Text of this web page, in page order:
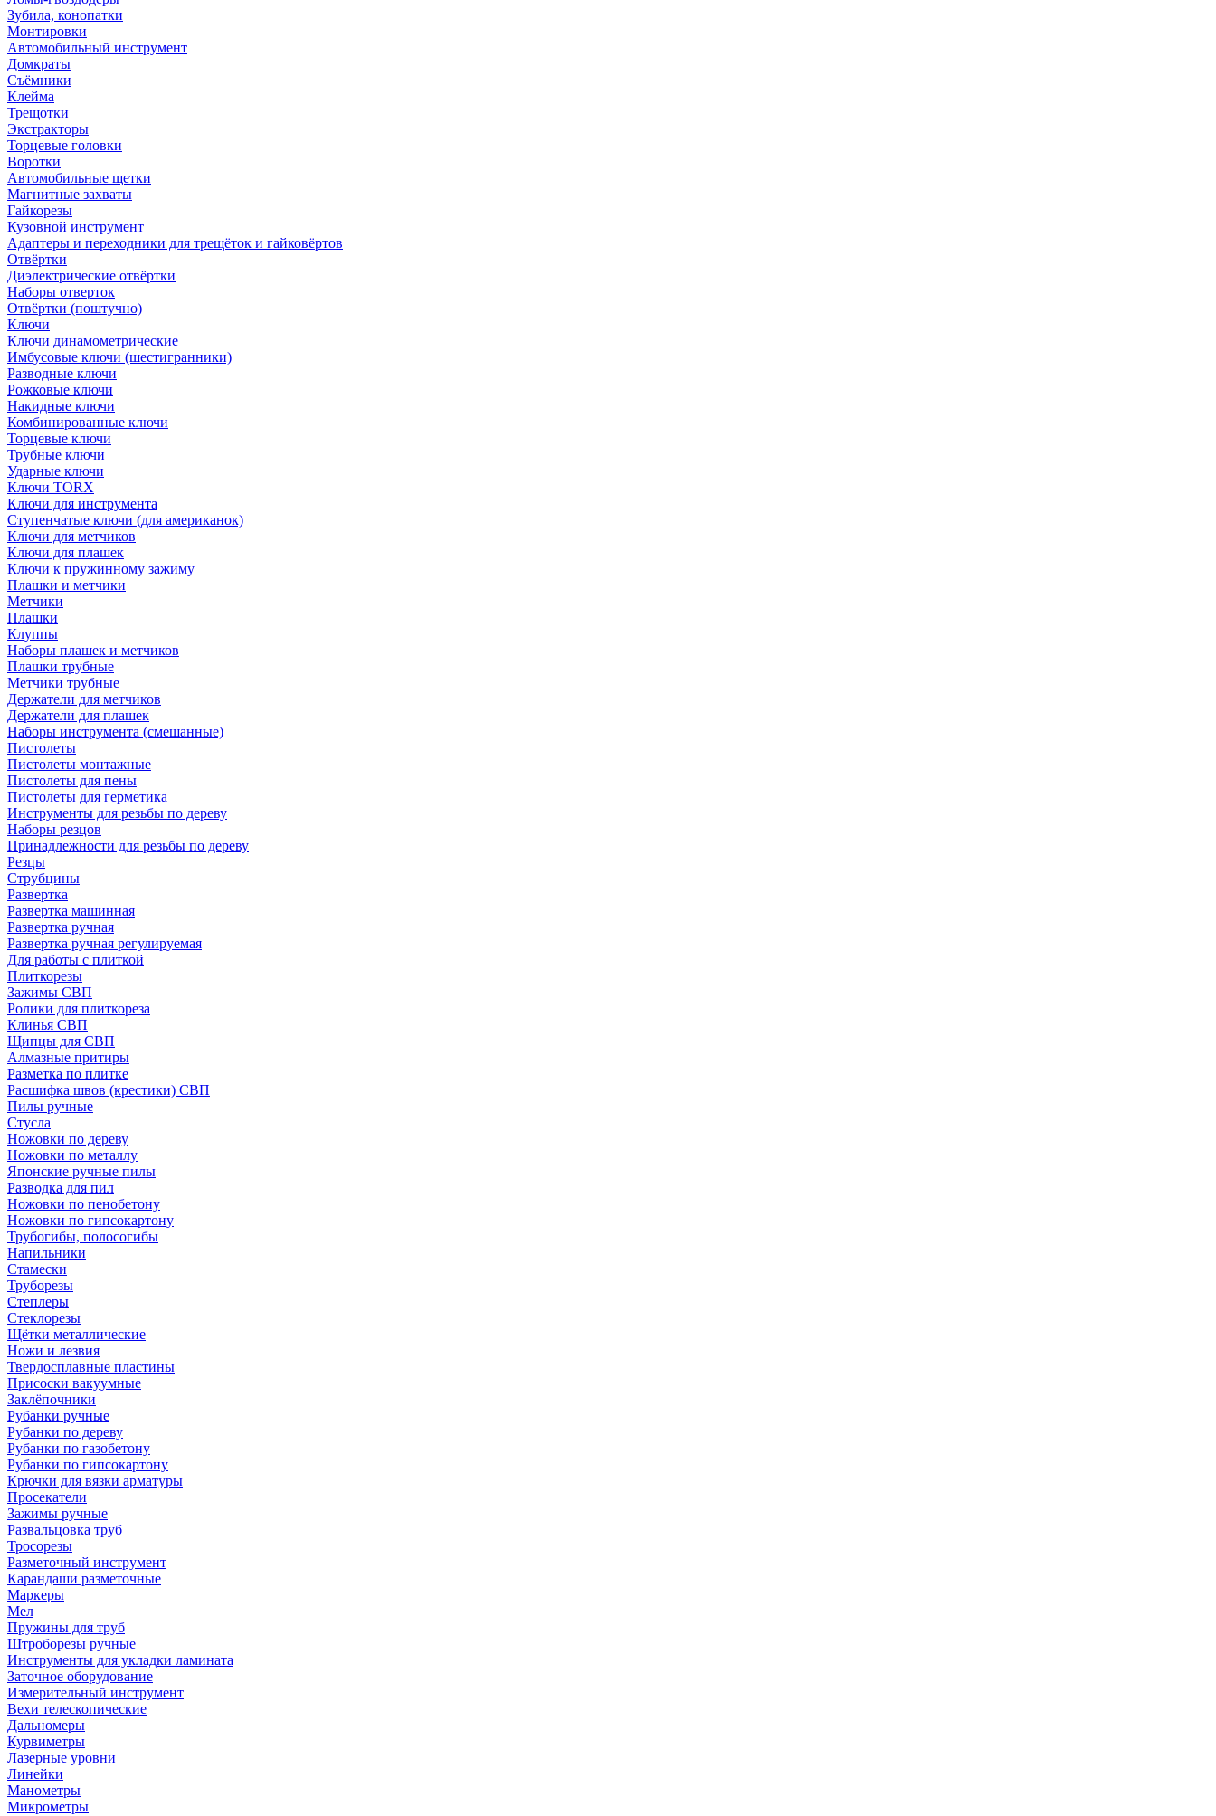
Зубила, конопатки
Монтировки
Автомобильный инструмент
Домкраты
Съёмники
Клейма
Трещотки
Экстракторы
Торцевые головки
Воротки
Автомобильные щетки
Магнитные захваты
Гайкорезы
Кузовной инструмент
Адаптеры и переходники для трещёток и гайковёртов
Отвёртки
Диэлектрические отвёртки
Наборы отверток
Отвёртки (поштучно)
Ключи
Ключи динамометрические
Имбусовые ключи (шестигранники)
Разводные ключи
Рожковые ключи
Накидные ключи
Комбинированные ключи
Торцевые ключи
Трубные ключи
Ударные ключи
Ключи TORX
Ключи для инструмента
Ступенчатые ключи (для американок)
Ключи для метчиков
Ключи для плашек
Ключи к пружинному зажиму
Плашки и метчики
Метчики
Плашки
Клуппы
Наборы плашек и метчиков
Плашки трубные
Метчики трубные
Держатели для метчиков
Держатели для плашек
Наборы инструмента (смешанные)
Пистолеты
Пистолеты монтажные
Пистолеты для пены
Пистолеты для герметика
Инструменты для резьбы по дереву
Наборы резцов
Принадлежности для резьбы по дереву
Резцы
Струбцины
Развертка
Развертка машинная
Развертка ручная
Развертка ручная регулируемая
Для работы с плиткой
Плиткорезы
Зажимы СВП
Ролики для плиткореза
Клинья СВП
Щипцы для СВП
Алмазные притиры
Разметка по плитке
Расшифка швов (крестики) СВП
Пилы ручные
Стусла
Ножовки по дереву
Ножовки по металлу
Японские ручные пилы
Разводка для пил
Ножовки по пенобетону
Ножовки по гипсокартону
Трубогибы, полосогибы
Напильники
Стамески
Труборезы
Степлеры
Стеклорезы
Щётки металлические
Ножи и лезвия
Твердосплавные пластины
Присоски вакуумные
Заклёпочники
Рубанки ручные
Рубанки по дереву
Рубанки по газобетону
Рубанки по гипсокартону
Крючки для вязки арматуры
Просекатели
Зажимы ручные
Развальцовка труб
Тросорезы
Разметочный инструмент
Карандаши разметочные
Маркеры
Мел
Пружины для труб
Штроборезы ручные
Инструменты для укладки ламината
Заточное оборудование
Измерительный инструмент
Вехи телескопические
Дальномеры
Курвиметры
Лазерные уровни
Линейки
Манометры
Микрометры